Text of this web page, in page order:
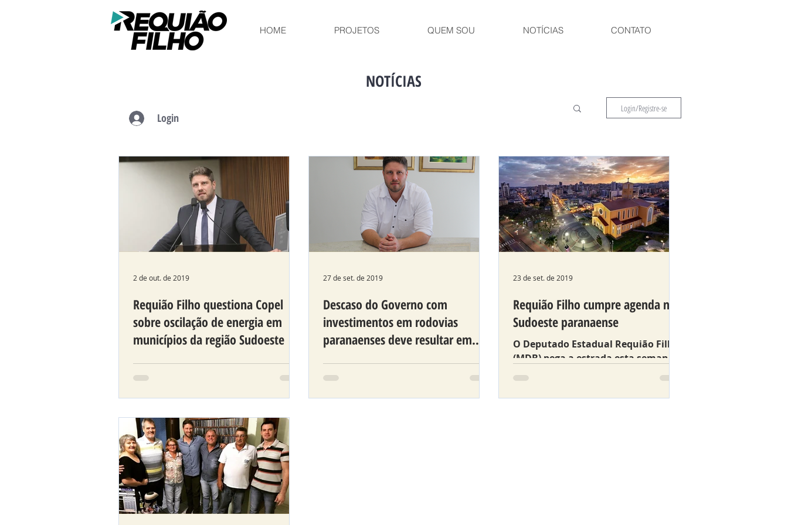
HOME PROJETOS QUEM SOU NOTÍCIAS CONTATO
NOTÍCIAS
Login/Registre-se
Requião Filho questiona Copel
sobre oscilação de energia em
municípios da região Sudoeste
Durante visita ao município de
Capanema na última semana, o
situação difícil...
2 de out. de 2019
Descaso do Governo com
investimentos em rodovias
paranaenses deve resultar em
Requião Filho esteve esta semana
em diversos municípios da região
27 de set. de 2019
Requião Filho cumpre agenda no
Sudoeste paranaense
O Deputado Estadual Requião Filho
(MDB) pega a estrada esta semana
para cumprir agenda em municípios
O...
23 de set. de 2019
Login